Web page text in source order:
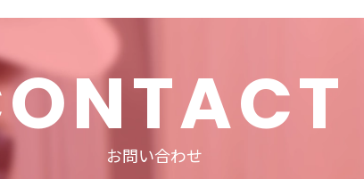
お問い合わせ